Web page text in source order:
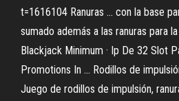
t=1616104 Ranuras ... con la base
sumado además a las ranuras para
Blackjack Minimum · Ip De 32 Slot
Promotions In ... Rodillos de
Juego de rodillos de impulsión,